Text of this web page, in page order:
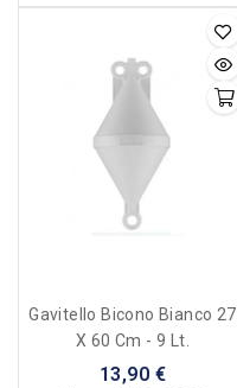
Gavitello Bicono Bianco 27
X 60 Cm - 9 Lt.
13,90 €